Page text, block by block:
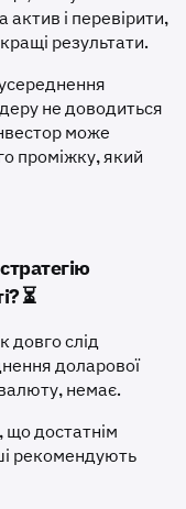
актив і перевірити,
результати.
не доводиться
може
проміжку, який
⏳
довго слід
доларової
немає.
що достатнім
рекомендують